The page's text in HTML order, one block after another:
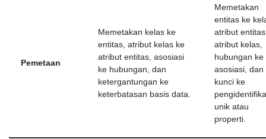
Pemetaan
Memetakan kelas ke
entitas, atribut kelas ke
atribut entitas, asosiasi
ke hubungan, dan
ketergantungan ke
keterbatasan basis data.
Memetakan
entitas ke
atribut
atribut kelas,
hubungan ke
asosiasi, dan
kunci ke
unik atau
properti.